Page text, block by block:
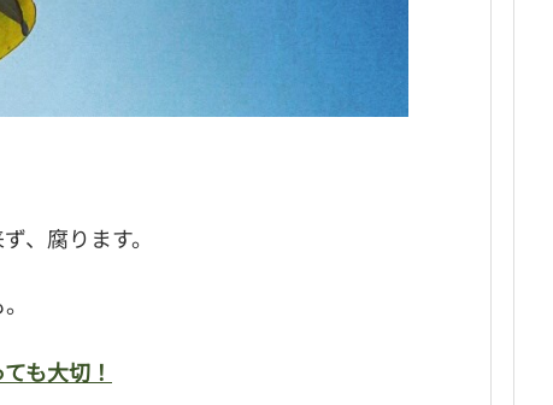
、腐ります。
も大切！